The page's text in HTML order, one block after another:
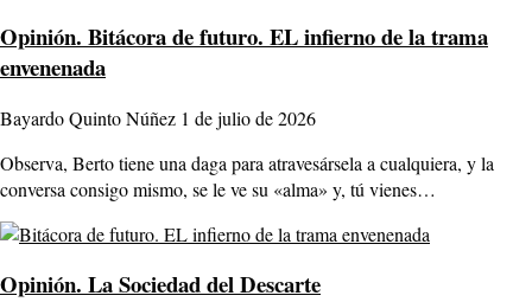
Opinión. Bitácora de futuro. EL infierno de la trama
envenenada
Bayardo Quinto Núñez 1 de julio de 2026
Observa, Berto tiene una daga para atravesársela a cualquiera, y la
conversa consigo mismo, se le ve su «alma» y, tú vienes…
Opinión. La Sociedad del Descarte